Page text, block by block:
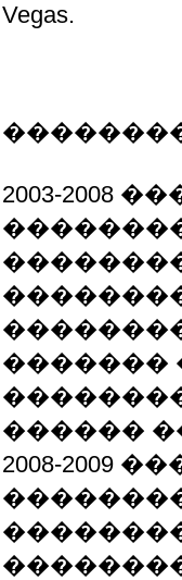
Vegas.
2003-2008
�������
������
2008-2009